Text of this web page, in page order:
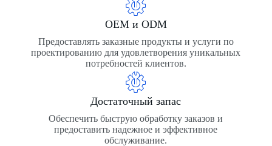
OEM и ODM
Предоставлять заказные продукты и услуги по
проектированию для удовлетворения уникальных
потребностей клиентов.
Достаточный запас
Обеспечить быструю обработку заказов и
предоставить надежное и эффективное
обслуживание.